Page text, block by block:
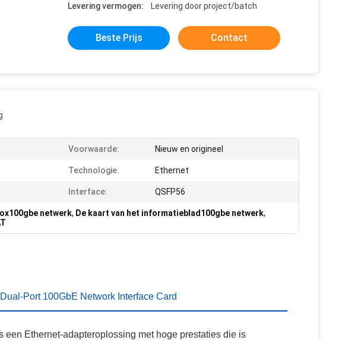
Levering vermogen:
Levering door project/batch
Beste Prijs Contact
Voorwaarde: Nieuw en origineel
Technologie: Ethernet
Interface: QSFP56
netwerk, De kaart van het informatieblad100gbe netwerk,
Port 100GbE Network Interface Card
Ethernet-adapteroplossing met hoge prestaties die is